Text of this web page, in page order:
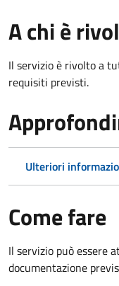
A chi è
Il servizio è rivolto a
requisiti previsti.
Ulteriori
Come fare
Il servizio può essere
documentazione